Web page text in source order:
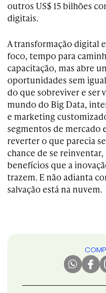
outros US$ 15 bilhões
digitais.
A transformação digital
foco, tempo para
capacitação, mas abre
oportunidades sem
do que sobreviver e ser
mundo do Big Data,
e marketing
segmentos de mercado
reverter o que parecia
chance de se
benefícios que a
trazem. E não adianta
salvação está na nuvem.